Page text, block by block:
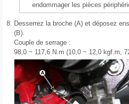
endommager les pièces
8. Desserrez la broche (A) et déposez
(B).
Couple de serrage :
98,0 ~ 117,6 N.m (10,0 ~ 12,0 kgf.m,